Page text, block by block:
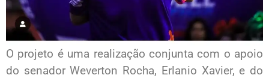
O projeto é uma realização conjunta com o apoio
do senador Weverton Rocha, Erlanio Xavier, e do